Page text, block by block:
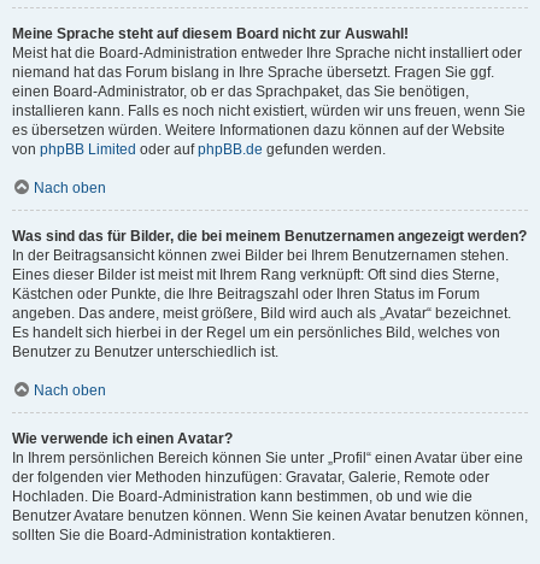
Meine Sprache steht auf diesem Board nicht zur Auswahl!
Meist hat die Board-Administration entweder Ihre Sprache nicht installiert oder
niemand hat das Forum bislang in Ihre Sprache übersetzt. Fragen Sie ggf.
einen Board-Administrator, ob er das Sprachpaket, das Sie benötigen,
installieren kann. Falls es noch nicht existiert, würden wir uns freuen, wenn Sie
es übersetzen würden. Weitere Informationen dazu können auf der Website
von phpBB Limited oder aufphpBB.de gefunden werden.
Nach oben
Was sind das für Bilder, die bei meinem Benutzernamen angezeigt werden?
In der Beitragsansicht können zwei Bilder bei Ihrem Benutzernamen stehen.
Eines dieser Bilder ist meist mit Ihrem Rang verknüpft: Oft sind dies Sterne,
Kästchen oder Punkte, die Ihre Beitragszahl oder Ihren Status im Forum
angeben. Das andere, meist größere, Bild wird auch als „Avatar“ bezeichnet.
Es handelt sich hierbei in der Regel um ein persönliches Bild, welches von
Benutzer zu Benutzer unterschiedlich ist.
Nach oben
Wie verwende ich einen Avatar?
In Ihrem persönlichen Bereich können Sie unter „Profil“ einen Avatar über eine
der folgenden vier Methoden hinzufügen: Gravatar, Galerie, Remote oder
Hochladen. Die Board-Administration kann bestimmen, ob und wie die
Benutzer Avatare benutzen können. Wenn Sie keinen Avatar benutzen können,
sollten Sie die Board-Administration kontaktieren.